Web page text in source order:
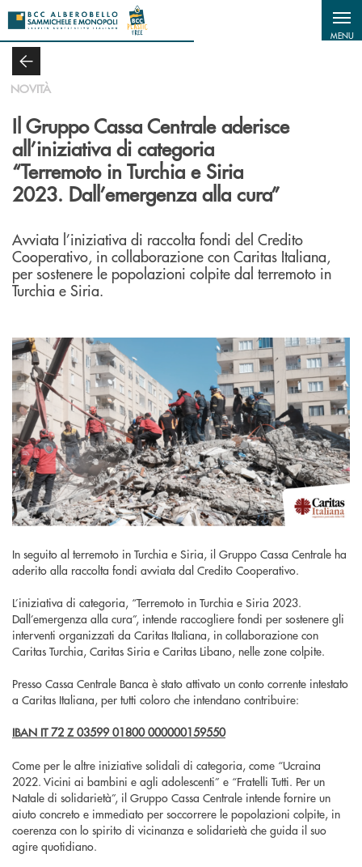
Salta al contenuto principale
MENU
NOVITÀ
Il Gruppo Cassa Centrale aderisce
all’iniziativa di categoria
“Terremoto in Turchia e Siria
2023. Dall’emergenza alla cura”
Avviata l’iniziativa di raccolta fondi del Credito
Cooperativo, in collaborazione con Caritas Italiana,
per sostenere le popolazioni colpite dal terremoto in
Turchia e Siria.
In seguito al terremoto in Turchia e Siria, il Gruppo Cassa Centrale ha
aderito alla raccolta fondi avviata dal Credito Cooperativo.
L’iniziativa di categoria, “Terremoto in Turchia e Siria 2023.
Dall’emergenza alla cura”, intende raccogliere fondi per sostenere gli
interventi organizzati da Caritas Italiana, in collaborazione con
Caritas Turchia, Caritas Siria e Caritas Libano, nelle zone colpite.
Presso Cassa Centrale Banca è stato attivato un conto corrente intestato
a Caritas Italiana, per tutti coloro che intendano contribuire:
IBAN IT 72 Z 03599 01800 000000159550
Come per le altre iniziative solidali di categoria, come “Ucraina
2022. Vicini ai bambini e agli adolescenti” e “Fratelli Tutti. Per un
Natale di solidarietà”, il Gruppo Cassa Centrale intende fornire un
aiuto concreto e immediato per soccorrere le popolazioni colpite, in
coerenza con lo spirito di vicinanza e solidarietà che guida il suo
agire quotidiano.